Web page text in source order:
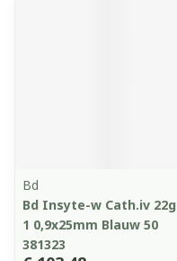
Bd
Bd Insyte-w Cath.iv 22g
1 0,9x25mm Blauw 50
381323